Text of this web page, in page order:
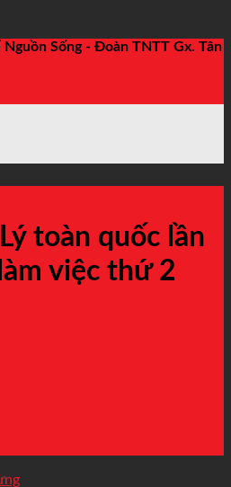
Sống - Đoàn TNTT Gx. Tân
toàn quốc lần
việc thứ 2